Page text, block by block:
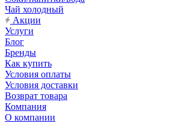
Чай холодный
Акции
Услуги
Блог
Бренды
Как купить
Условия оплаты
Условия доставки
Возврат товара
Компания
О компании